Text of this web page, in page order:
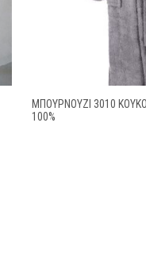
ΜΠΟΥΡΝΟΥΖΙ 3010
100%